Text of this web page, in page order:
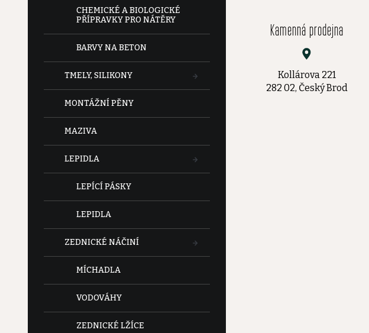
CHEMICKÉ A BIOLOGICKÉ
PŘÍPRAVKY PRO NÁTĚRY
BARVY NA BETON
TMELY, SILIKONY
MONTÁŽNÍ PĚNY
MAZIVA
LEPIDLA
LEPÍCÍ PÁSKY
LEPIDLA
ZEDNICKÉ NÁČINÍ
MÍCHADLA
VODOVÁHY
ZEDNICKÉ LŽÍCE
Kamenná prodejna
Kollárova 221
282 02, Český Brod